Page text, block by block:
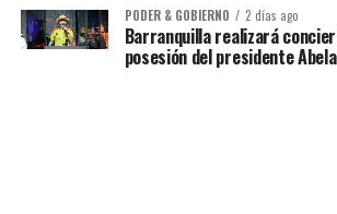
PODER & GOBIERNO 2 días ago
Barranquilla realizará
posesión del presidente